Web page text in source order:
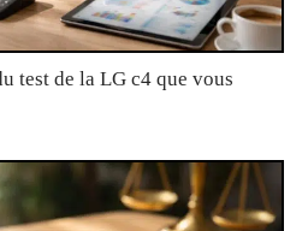
test de la LG c4 que vous